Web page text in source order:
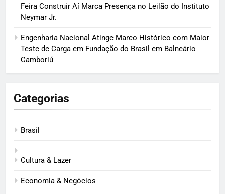
Feira Construir Aí Marca Presença no Leilão do Instituto
Neymar Jr.
Engenharia Nacional Atinge Marco Histórico com Maior
Teste de Carga em Fundação do Brasil em Balneário
Camboriú
Categorias
Brasil
Cultura & Lazer
Economia & Negócios